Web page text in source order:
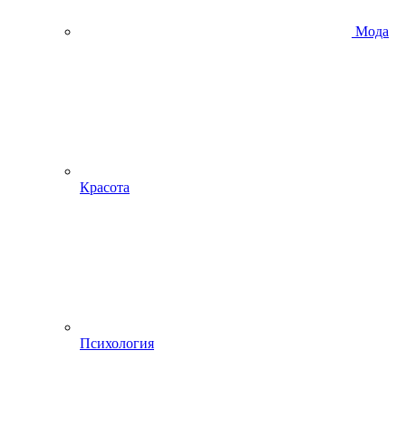
Мода
Красота
Психология